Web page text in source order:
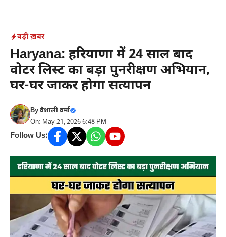
content
बड़ी ख़बर
Haryana: हरियाणा में 24 साल बाद
वोटर लिस्ट का बड़ा पुनरीक्षण अभियान,
घर-घर जाकर होगा सत्यापन
Byवैशाली वर्मा
On: May 21, 2026 6:48 PM
Follow Us: